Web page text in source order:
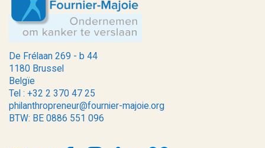
De Frélaan 269 - b 44
1180 Brussel
Belgïe
Tel : +32 2 370 47 25
philanthropreneur@fournier-majoie.org
BTW: BE 0886 551 096